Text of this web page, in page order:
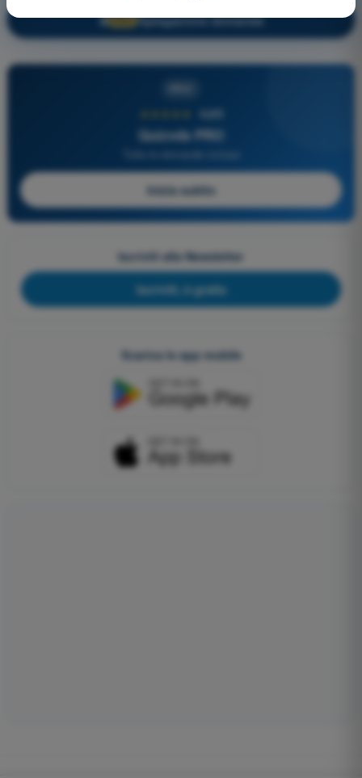
🔒 PRO Spiegazione domanda
4,6/5
Quizvds PRO
Inizia subito
Iscriviti alla Newsletter
Iscriviti, è gratis
Scarica le app mobile